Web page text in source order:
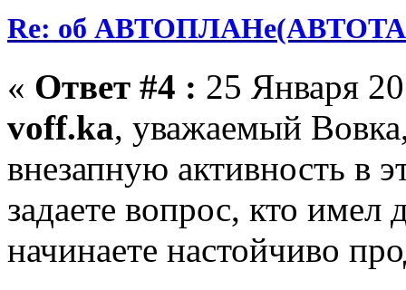
Re: об
« Ответ #4 : 25 Января
voff.ka, уважаемый
внезапную активность в
задаете вопрос, кто
начинаете настойчиво